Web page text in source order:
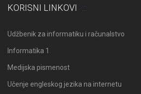
KORISNI LINKOVI
Udžbenik za informatiku i računalstvo
Informatika 1
Medijska pismenost
Učenje engleskog jezika na internetu